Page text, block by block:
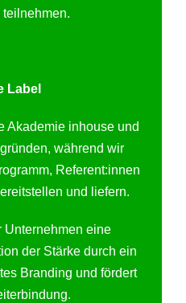
teilnehmen.
Label
Akademie inhouse und
während wir
Referent:innen
und liefern.
Unternehmen eine
der Stärke durch ein
Branding und fördert